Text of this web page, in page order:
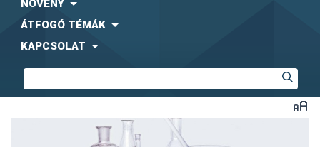
NÖVÉNY
ÁTFOGÓ TÉMÁK
KAPCSOLAT